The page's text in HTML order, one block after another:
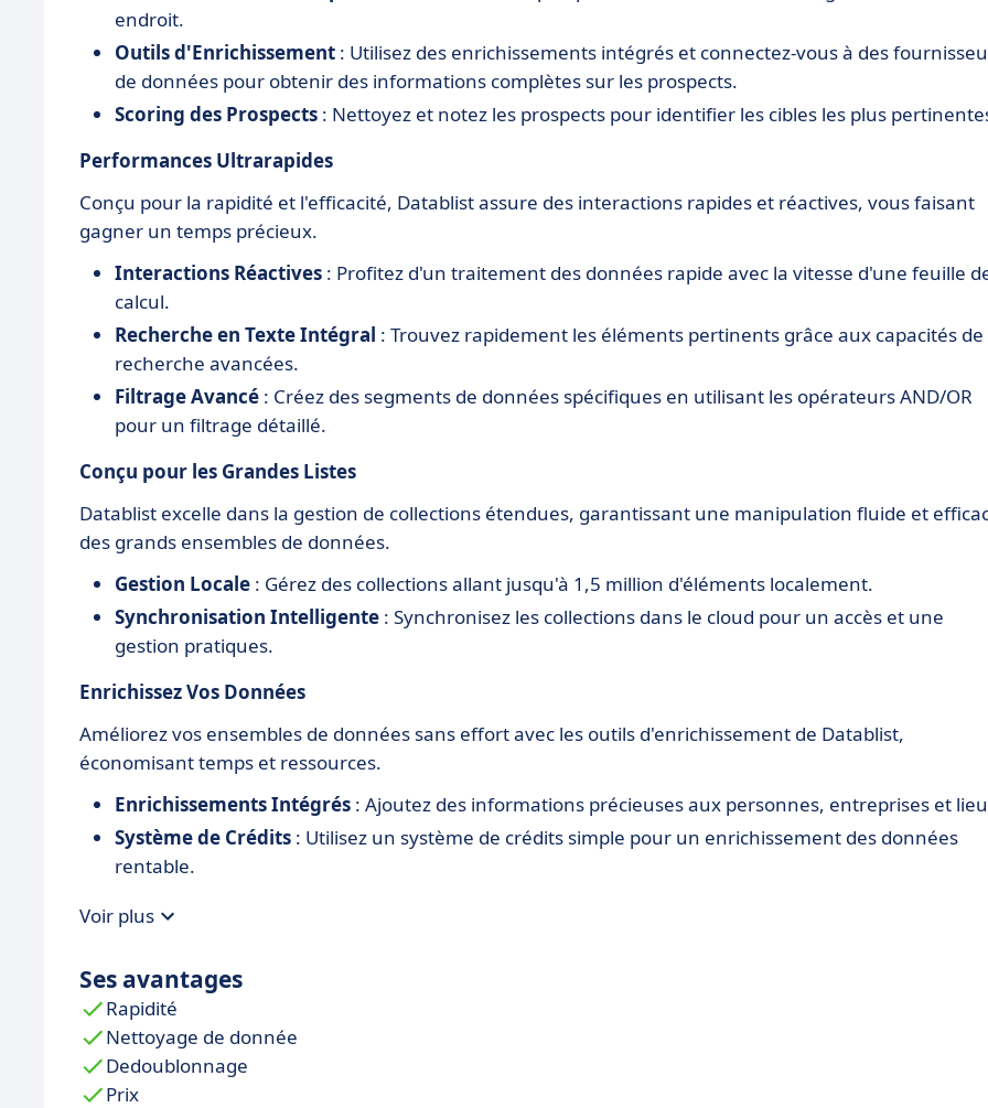
endroit.
Outils d'Enrichissement : Utilisez des enrichissements intégrés et connectez-vous à des
de données pour obtenir des informations complètes sur les prospects.
Scoring des Prospects : Nettoyez et notez les prospects pour identifier les cibles les plus
Performances Ultrarapides
Conçu pour la rapidité et l'efficacité, Datablist assure des interactions rapides et réactives, vous faisant
gagner un temps précieux.
Interactions Réactives : Profitez d'un traitement des données rapide avec la vitesse d'une feuille
calcul.
Recherche en Texte Intégral : Trouvez rapidement les éléments pertinents grâce aux capacités de
recherche avancées.
Filtrage Avancé : Créez des segments de données spécifiques en utilisant les opérateurs AND/OR
pour un filtrage détaillé.
Conçu pour les Grandes Listes
Datablist excelle dans la gestion de collections étendues, garantissant une manipulation fluide et
des grands ensembles de données.
Gestion Locale : Gérez des collections allant jusqu'à 1,5 million d'éléments localement.
Synchronisation Intelligente : Synchronisez les collections dans le cloud pour un accès et une
gestion pratiques.
Enrichissez Vos Données
Améliorez vos ensembles de données sans effort avec les outils d'enrichissement de Datablist,
économisant temps et ressources.
Enrichissements Intégrés : Ajoutez des informations précieuses aux personnes, entreprises et
Système de Crédits : Utilisez un système de crédits simple pour un enrichissement des données
rentable.
Voir plus
Ses avantages
Rapidité
Nettoyage de donnée
Dedoublonnage
Prix